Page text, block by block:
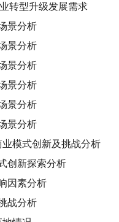
转型升级发展需求
景分析
景分析
景分析
景分析
景分析
景分析
模式创新及挑战分析
创新探索分析
因素分析
战分析